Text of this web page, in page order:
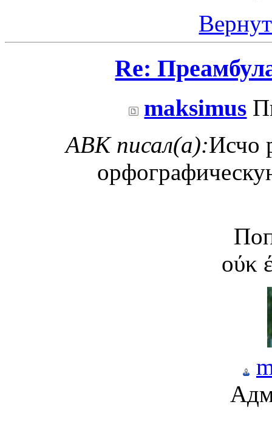
Re:
maksimus
ABK писал(а):Исчо
оύκ